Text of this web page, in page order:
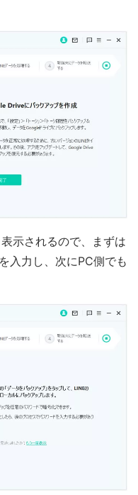
示されるので、まずは
入力し、次にPC側でも